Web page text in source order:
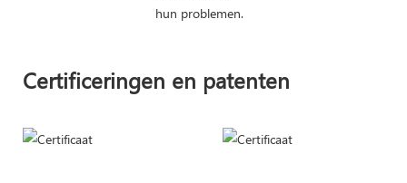
hun problemen.
Certificeringen en patenten